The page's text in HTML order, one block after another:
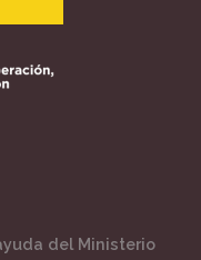
del Ministerio